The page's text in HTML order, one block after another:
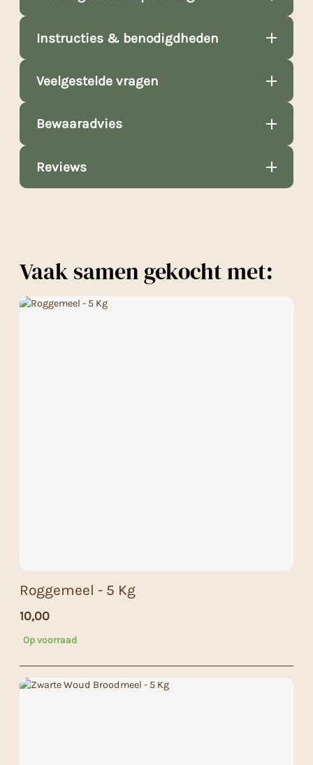
Instructies & benodigdheden
Veelgestelde vragen
Bewaaradvies
Reviews
Vaak samen gekocht met:
Roggemeel - 5 Kg
10,00
Op voorraad